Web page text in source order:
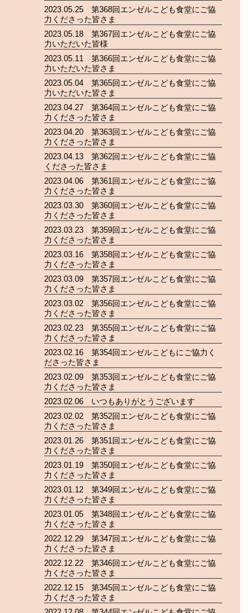
2023.05.25 第368回エンゼルこども食堂にご協
力くださった皆さま
2023.05.18 第367回エンゼルこども食堂にご協
力いただいた皆様
2023.05.11 第366回エンゼルこども食堂にご協
力いただいた皆さま
2023.05.04 第365回エンゼルこども食堂にご協
力いただいた皆さま
2023.04.27 第364回エンゼルこども食堂にご協
力くださった皆さま
2023.04.20 第363回エンゼルこども食堂にご協
力くださった皆さま
2023.04.13 第362回エンゼルこども食堂にご協
くださった皆さま
2023.04.06 第361回エンゼルこども食堂にご協
力くださった皆さま
2023.03.30 第360回エンゼルこども食堂にご協
力くださった皆さま
2023.03.23 第359回エンゼルこども食堂にご協
力くださった皆さま
2023.03.16 第358回エンゼルこども食堂にご協
力くださった皆さま
2023.03.09 第357回エンゼルこども食堂にご協
力くださった皆さま
2023.03.02 第356回エンゼルこども食堂にご協
力くださった皆さま
2023.02.23 第355回エンゼルこども食堂にご協
力くださった皆さま
2023.02.16 第354回エンゼルこどもにご協力く
ださった皆さま
2023.02.09 第353回エンゼルこども食堂にご協
力くださった皆さま
2023.02.06 いつもありがとうございます
2023.02.02 第352回エンゼルこども食堂にご協
力くださった皆さま
2023.01.26 第351回エンゼルこども食堂にご協
力くださった皆さま
2023.01.19 第350回エンゼルこども食堂にご協
力くださった皆さま
2023.01.12 第349回エンゼルこども食堂にご協
力くださった皆さま
2023.01.05 第348回エンゼルこども食堂にご協
力くださった皆さま
2022.12.29 第347回エンゼルこども食堂にご協
力くださった皆さま
2022.12.22 第346回エンゼルこども食堂にご協
力くださった皆さま
2022.12.15 第345回エンゼルこども食堂にご協
力くださった皆さま